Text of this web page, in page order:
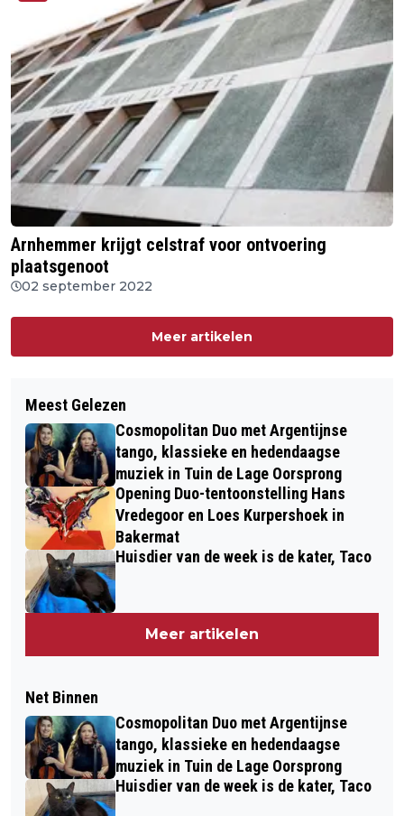
Arnhemmer krijgt celstraf voor ontvoering
plaatsgenoot
02 september 2022
Meer artikelen
Meest Gelezen
Cosmopolitan Duo met Argentijnse
tango, klassieke en hedendaagse
muziek in Tuin de Lage Oorsprong
Opening Duo-tentoonstelling Hans
Vredegoor en Loes Kurpershoek in
Bakermat
Huisdier van de week is de kater, Taco
Meer artikelen
Net Binnen
Cosmopolitan Duo met Argentijnse
tango, klassieke en hedendaagse
muziek in Tuin de Lage Oorsprong
Huisdier van de week is de kater, Taco